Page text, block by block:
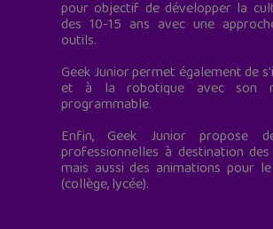
pour objectif de développer la
des 10-15 ans avec une
outils.
Geek Junior permet également de
et à la robotique avec son
programmable.
Enfin, Geek Junior propose
professionnelles à destination
mais aussi des animations pour
(collège, lycée).